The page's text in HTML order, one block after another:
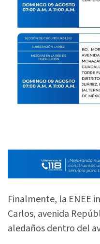
Finalmente, la ENEE
Carlos, avenida
aledaños dentro del